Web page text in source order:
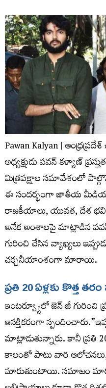
Pawan Kalyan |
అధ్యక్షుడు పవన్ కళ్యాణ్
మిత్రపక్షాల సమావేశంలో
ఈ సందర్భంగా జాతీయ
రాజకీయాలు, యువత, దేశ
అనేక అంశాలపై మాట్లాడిన
గురించి చేసిన వ్యాఖ్యలు
చర్చనీయాంశంగా మారాయి.
ప్రతి 20 ఏళ్లకు కొత్త తరం
ఇంటర్వ్యూలో జెన్ జీ గురించి
ఆసక్తికరంగా
మాట్లాడుతున్నారు. కానీ ప్రతి
కాలంతో పాటు వారి
మారుతుంటాయి. సమాజం